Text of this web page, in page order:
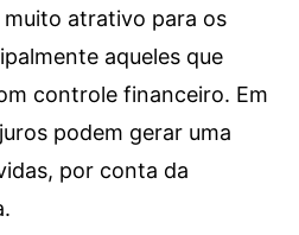
atrativo para os
aqueles que
controle financeiro. Em
podem gerar uma
por conta da